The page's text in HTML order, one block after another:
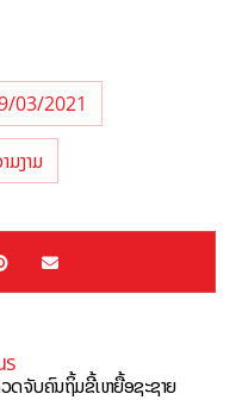
03/2021
ງາມ
ດຈັບຄົນຖິ້ມຂີ້ເຫຍື້ອຊະຊາຍ